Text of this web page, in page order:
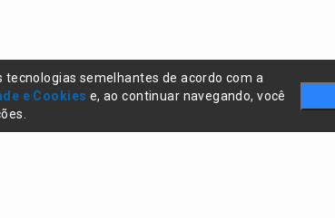
semelhantes de acordo com a
e Cookies e, ao continuar navegando, você